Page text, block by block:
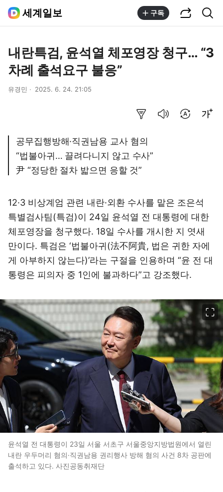
세계일보 구독
내란특검, 윤석열 체포영장 청구… “3
차례 출석요구 불응”
유경민 2025. 6. 24. 21:05
공무집행방해·직권남용 교사 혐의
“법불아귀… 끌려다니지 않고 수사”
尹 “정당한 절차 밟으면 응할 것”
12·3 비상계엄 관련 내란·외환 수사를 맡은 조은석
특별검사팀(특검)이 24일 윤석열 전 대통령에 대한
체포영장을 청구했다. 18일 수사를 개시한 지 엿새
만이다. 특검은 ‘법불아귀(法不阿貴, 법은 귀한 자에
게 아부하지 않는다)’라는 구절을 인용하며 “윤 전 대
통령은 피의자 중 1인에 불과하다”고 강조했다.
윤석열 전 대통령이 23일 서울 서초구 서울중앙지방법원에서 열린
내란 우두머리 혐의·직권남용 권리행사 방해 혐의 사건 8차 공판에
출석하고 있다. 사진공동취재단